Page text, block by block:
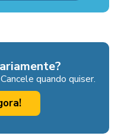
quando quiser.